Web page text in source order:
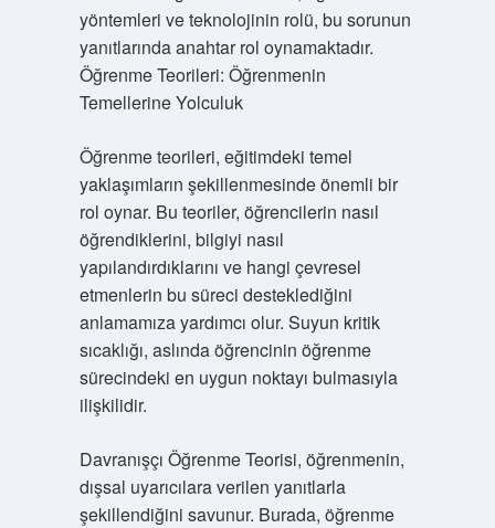
yöntemleri ve teknolojinin rolü, bu sorunun
yanıtlarında anahtar rol oynamaktadır.
Öğrenme Teorileri: Öğrenmenin
Temellerine Yolculuk
Öğrenme teorileri, eğitimdeki temel
yaklaşımların şekillenmesinde önemli bir
rol oynar. Bu teoriler, öğrencilerin nasıl
öğrendiklerini, bilgiyi nasıl
yapılandırdıklarını ve hangi çevresel
etmenlerin bu süreci desteklediğini
anlamamıza yardımcı olur. Suyun kritik
sıcaklığı, aslında öğrencinin öğrenme
sürecindeki en uygun noktayı bulmasıyla
ilişkilidir.
Davranışçı Öğrenme Teorisi, öğrenmenin,
dışsal uyarıcılara verilen yanıtlarla
şekillendiğini savunur. Burada, öğrenme